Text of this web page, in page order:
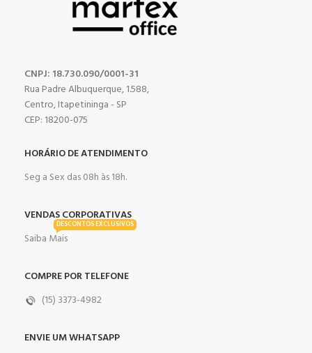
CNPJ: 18.730.090/0001-31
Rua Padre Albuquerque, 1.588,
Centro, Itapetininga - SP
CEP: 18200-075
HORÁRIO DE ATENDIMENTO
Seg a Sex das 08h às 18h.
VENDAS CORPORATIVAS
Saiba Mais
DESCONTOS EXCLUSIVOS
COMPRE POR TELEFONE
(15) 3373-4982
ENVIE UM WHATSAPP